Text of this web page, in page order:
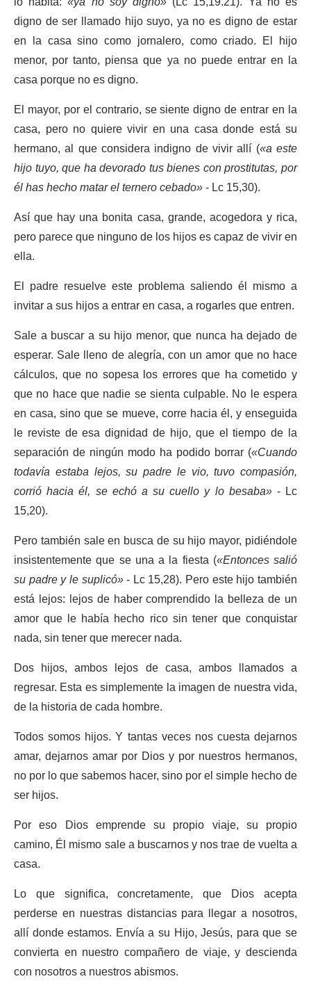
digno de ser llamado hijo suyo, ya no es digno de estar
en la casa sino como jornalero, como criado. El hijo
menor, por tanto, piensa que ya no puede entrar en la
casa porque no es digno.
El mayor, por el contrario, se siente digno de entrar en la
casa, pero no quiere vivir en una casa donde está su
hermano, al que considera indigno de vivir allí («a este
hijo tuyo, que ha devorado tus bienes con prostitutas, por
él has hecho matar el ternero cebado»- Lc 15,30).
Así que hay una bonita casa, grande, acogedora y rica,
pero parece que ninguno de los hijos es capaz de vivir en
ella.
El padre resuelve este problema saliendo él mismo a
invitar a sus hijos a entrar en casa, a rogarles que entren.
Sale a buscar a su hijo menor, que nunca ha dejado de
esperar. Sale lleno de alegría, con un amor que no hace
cálculos, que no sopesa los errores que ha cometido y
que no hace que nadie se sienta culpable. No le espera
en casa, sino que se mueve, corre hacia él, y enseguida
le reviste de esa dignidad de hijo, que el tiempo de la
separación de ningún modo ha podido borrar («Cuando
todavía estaba lejos, su padre le vio, tuvo compasión,
corrió hacia él, se echó a su cuello y lo besaba» - Lc
15,20).
Pero también sale en busca de su hijo mayor, pidiéndole
insistentemente que se una a la fiesta («Entonces salió
su padre y le suplicó»- Lc 15,28). Pero este hijo también
está lejos: lejos de haber comprendido la belleza de un
amor que le había hecho rico sin tener que conquistar
nada, sin tener que merecer nada.
Dos hijos, ambos lejos de casa, ambos llamados a
regresar. Esta es simplemente la imagen de nuestra vida,
de la historia de cada hombre.
Todos somos hijos. Y tantas veces nos cuesta dejarnos
amar, dejarnos amar por Dios y por nuestros hermanos,
no por lo que sabemos hacer, sino por el simple hecho de
ser hijos.
Por eso Dios emprende su propio viaje, su propio
camino, Él mismo sale a buscarnos y nos trae de vuelta a
casa.
Lo que significa, concretamente, que Dios acepta
perderse en nuestras distancias para llegar a nosotros,
allí donde estamos. Envía a su Hijo, Jesús, para que se
convierta en nuestro compañero de viaje, y descienda
con nosotros a nuestros abismos.